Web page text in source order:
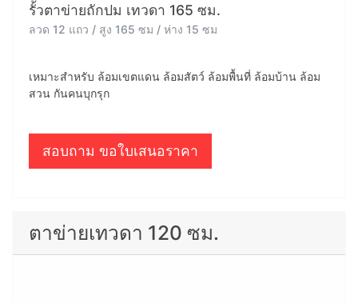
รั้วตาข่ายถักปม เทวดา 165 ซม.
ลวด 12 แถว / สูง 165 ซม / ห่าง 15 ซม
เหมาะสำหรับ ล้อมเขตแดน ล้อมสัตว์ ล้อมพื้นที่ ล้อมบ้าน ล้อม
สวน กันคนบุกรุก
สอบถาม ขอใบเสนอราคา
ตาข่ายเทวดา 120 ซม.